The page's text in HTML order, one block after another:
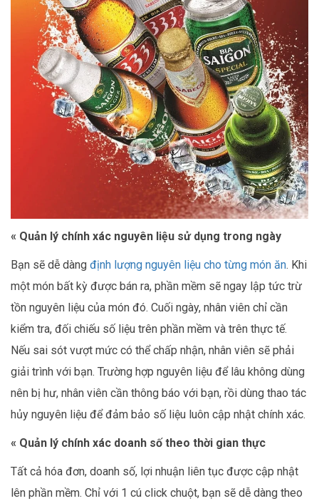
« Quản lý chính xác nguyên liệu sử dụng trong ngày
Bạn sẽ dễ dàng định lượng nguyên liệu cho từng món ăn. Khi
một món bất kỳ được bán ra, phần mềm sẽ ngay lập tức trừ
tồn nguyên liệu của món đó. Cuối ngày, nhân viên chỉ cần
kiểm tra, đối chiếu số liệu trên phần mềm và trên thực tế.
Nếu sai sót vượt mức có thể chấp nhận, nhân viên sẽ phải
giải trình với bạn. Trường hợp nguyên liệu để lâu không dùng
nên bị hư, nhân viên cần thông báo với bạn, rồi dùng thao tác
hủy nguyên liệu để đảm bảo số liệu luôn cập nhật chính xác.
« Quản lý chính xác doanh số theo thời gian thực
Tất cả hóa đơn, doanh số, lợi nhuận liên tục được cập nhật
lên phần mềm. Chỉ với 1 cú click chuột, bạn sẽ dễ dàng theo